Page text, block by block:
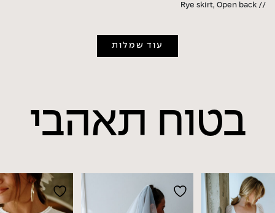
// Rye skirt, Open back
עוד שמלות
בטוח תאהבי